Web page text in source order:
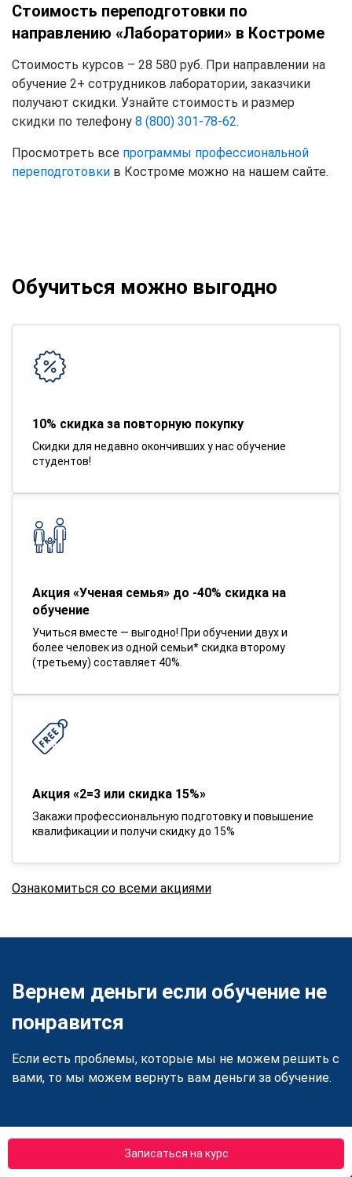
Записаться на курс
Стоимость переподготовки по
направлению «Лаборатории» в Костроме
Стоимость курсов – 28 580 руб. При направлении на
обучение 2+ сотрудников лаборатории, заказчики
получают скидки. Узнайте стоимость и размер
скидки по телефону 8 (800) 301-78-62.
Просмотреть все программы профессиональной
переподготовки в Костроме можно на нашем сайте.
Обучиться можно выгодно
10% скидка за повторную покупку
Скидки для недавно окончивших у нас обучение
студентов!
Акция «Ученая семья» до -40% скидка на
обучение
Учиться вместе — выгодно! При обучении двух и
более человек из одной семьи* скидка второму
(третьему) составляет 40%.
Акция «2=3 или скидка 15%»
Закажи профессиональную подготовку и повышение
квалификации и получи скидку до 15%
Ознакомиться со всеми акциями
Вернем деньги если обучение не
понравится
Если есть проблемы, которые мы не можем решить с
вами, то мы можем вернуть вам деньги за обучение.